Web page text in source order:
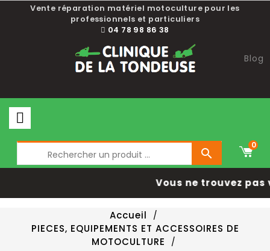
Vente réparation matériel motoculture pour les
professionnels et particuliers
04 78 98 86 38
Blog

0
Vous ne trouvez pas
Accueil
PIECES, EQUIPEMENTS ET ACCESSOIRES DE
MOTOCULTURE